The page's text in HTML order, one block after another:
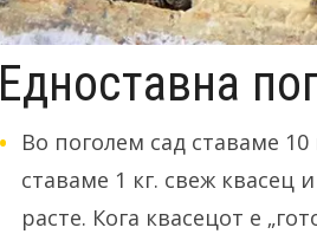
Едноставна
Во поголем сад ставаме
ставаме 1 кг. свеж квасец
расте. Кога квасецот е